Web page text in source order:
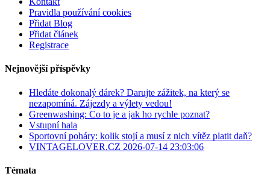
Pravidla používání cookies
Přidat Blog
Přidat článek
Registrace
Nejnovější příspěvky
Hledáte dokonalý dárek? Darujte zážitek, na který se
nezapomíná. Zájezdy a výlety vedou!
Greenwashing: Co to je a jak ho rychle poznat?
Vstupní hala
Sportovní poháry: kolik stojí a musí z nich vítěz platit daň?
VINTAGELOVER.CZ 2026-07-14 23:03:06
Témata